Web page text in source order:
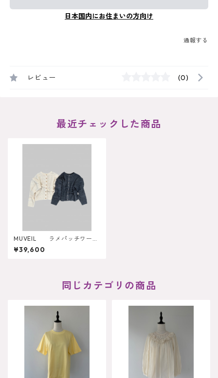
日本国内にお住まいの方向け
通報する
レビュー (0)
最近チェックした商品
MUVEIL ラメパッチワーク
カーディガン
¥39,600
同じカテゴリの商品